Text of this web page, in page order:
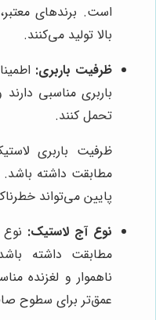
است. برندهای
بالا تولید می‌کنند.
ظرفیت باربری:
باربری مناسبی
تحمل کنند.
ظرفیت باربری
مطابقت داشته باشد.
پایین می‌تواند
نوع آج لاستیک:
مطابقت داشته
ناهموار و لغزنده
عمق‌تر برای سطوح